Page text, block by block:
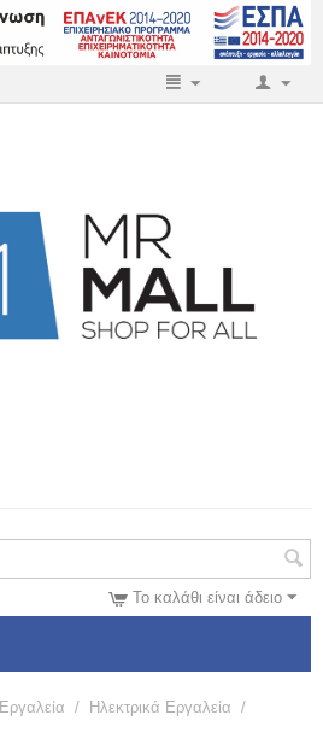
Το καλάθι είναι άδειο
Εργαλεία / Ηλεκτρικά Εργαλεία /